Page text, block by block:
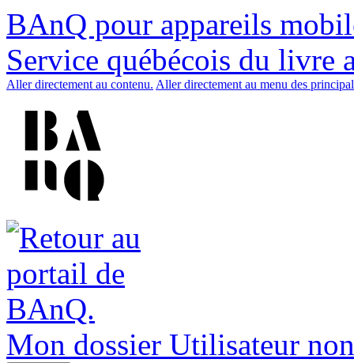
BAnQ pour appareils
Service québécois du livre
Aller directement au contenu. Aller directement au menu des
Mon dossier Utilisateur